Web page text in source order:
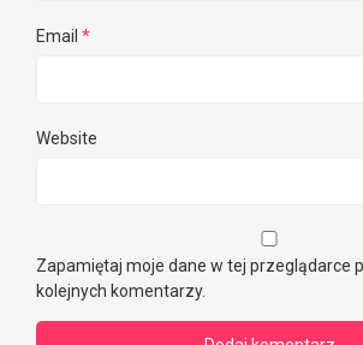
Email *
Website
Zapamiętaj moje dane w tej przeglądarce
kolejnych komentarzy.